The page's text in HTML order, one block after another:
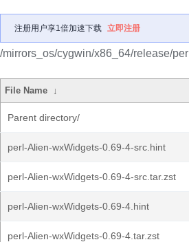
注册用户享1倍加速下载 立即注册
/mirrors_os/cygwin/x86_64/release/
File Name ↓
Parent directory/
perl-Alien-wxWidgets-0.69-4-src.hint
perl-Alien-wxWidgets-0.69-4-src.tar.zst
perl-Alien-wxWidgets-0.69-4.hint
perl-Alien-wxWidgets-0.69-4.tar.zst